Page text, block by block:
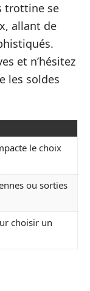
trottine se
allant de
et n’hésitez
les soldes
le choix
ou sorties
choisir un